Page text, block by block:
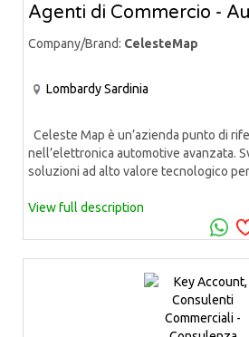
Agenti di Commercio -
Company/Brand: CelesteMap
LombardySardinia
Celeste Map è un’azienda punto di
nell’elettronica automotive avanzata.
soluzioni ad alto valore tecnologico per
View full description